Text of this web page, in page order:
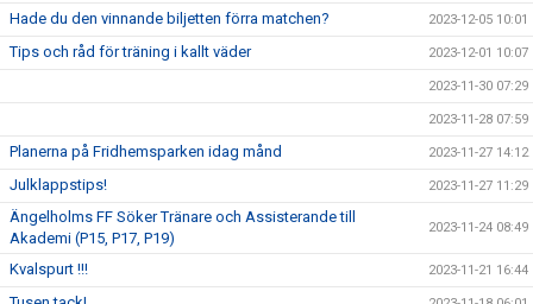
Hade du den vinnande biljetten förra matchen? 2023-12-05 10:01
Tips och råd för träning i kallt väder 2023-12-01 10:07
2023-11-30 07:29
2023-11-28 07:59
Planerna på Fridhemsparken idag månd 2023-11-27 14:12
Julklappstips! 2023-11-27 11:29
Ängelholms FF Söker Tränare och Assisterande till
Akademi (P15, P17, P19)
2023-11-24 08:49
Kvalspurt !!! 2023-11-21 16:44